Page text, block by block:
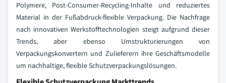
Polymere, Post-Consumer-Recycling-Inhalte und reduziertes
Material in der Fußabdruck-flexible Verpackung. Die Nachfrage
nach innovativen Werkstofftechnologien steigt aufgrund dieser
Trends, aber ebenso Umstrukturierungen von
Verpackungskonvertern und Zulieferern ihre Geschäftsmodelle
um nachhaltige, flexible Schutzverpackungslösungen.